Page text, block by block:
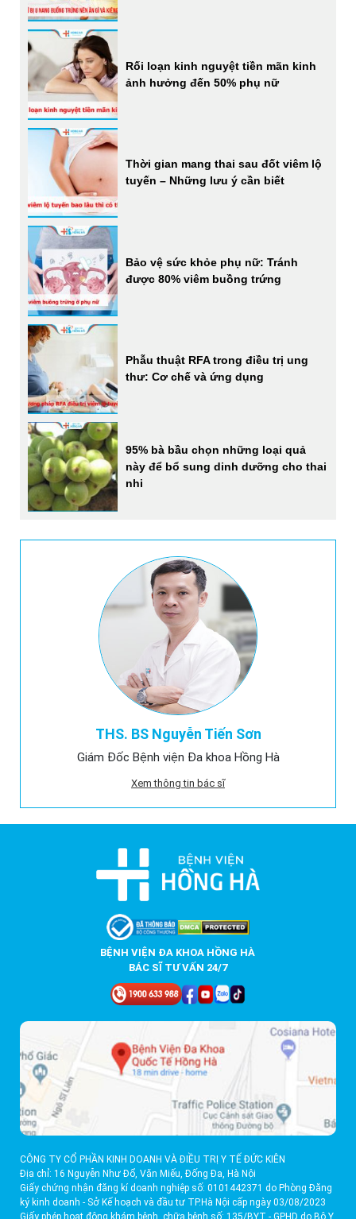
THS. BS Nguyễn Tiến Sơn
Giám Đốc Bệnh viện Đa khoa Hồng Hà
Xem thông tin bác sĩ
Rối loạn kinh nguyệt tiền mãn kinh
ảnh hưởng đến 50% phụ nữ
Thời gian mang thai sau đốt viêm lộ
tuyến – Những lưu ý cần biết
Bảo vệ sức khỏe phụ nữ: Tránh
được 80% viêm buồng trứng
Phẫu thuật RFA trong điều trị ung
thư: Cơ chế và ứng dụng
95% bà bầu chọn những loại quả
này để bổ sung dinh dưỡng cho thai
nhi
BỆNH VIỆN ĐA KHOA HỒNG HÀ
BÁC SĨ TƯ VẤN 24/7
CÔNG TY CỔ PHẦN KINH DOANH VÀ ĐIỀU TRỊ Y TẾ ĐỨC KIÊN
Địa chỉ: 16 Nguyễn Như Đổ, Văn Miếu, Đống Đa, Hà Nội
Giấy chứng nhận đăng kí doanh nghiệp số: 0101442371 do Phòng Đăng
ký kinh doanh - Sở Kế hoạch và đầu tư TP.Hà Nội cấp ngày 03/08/2023
Giấy phép hoạt động khám bệnh, chữa bệnh số: 135/BYT - GPHD do Bộ Y